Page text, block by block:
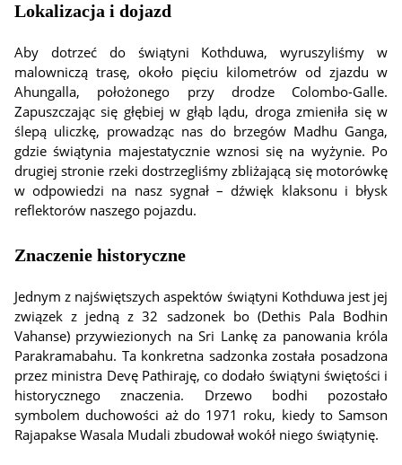
Lokalizacja i dojazd
Aby dotrzeć do świątyni Kothduwa, wyruszyliśmy w
malowniczą trasę, około pięciu kilometrów od zjazdu w
Ahungalla, położonego przy drodze Colombo-Galle.
Zapuszczając się głębiej w głąb lądu, droga zmieniła się w
ślepą uliczkę, prowadząc nas do brzegów Madhu Ganga,
gdzie świątynia majestatycznie wznosi się na wyżynie. Po
drugiej stronie rzeki dostrzegliśmy zbliżającą się motorówkę
w odpowiedzi na nasz sygnał – dźwięk klaksonu i błysk
reflektorów naszego pojazdu.
Znaczenie historyczne
Jednym z najświętszych aspektów świątyni Kothduwa jest jej
związek z jedną z 32 sadzonek bo (Dethis Pala Bodhin
Vahanse) przywiezionych na Sri Lankę za panowania króla
Parakramabahu. Ta konkretna sadzonka została posadzona
przez ministra Devę Pathiraję, co dodało świątyni świętości i
historycznego znaczenia. Drzewo bodhi pozostało
symbolem duchowości aż do 1971 roku, kiedy to Samson
Rajapakse Wasala Mudali zbudował wokół niego świątynię.